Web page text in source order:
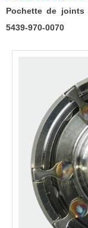
970-
0030
Pochette de joints
5439-970-0070